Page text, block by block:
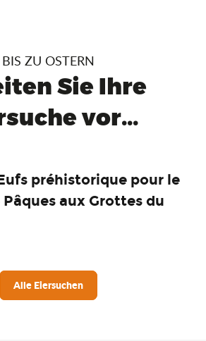
BIS ZU OSTERN
Sie Ihre
vor...
préhistorique pour le
aux Grottes du
Alle Eiersuchen